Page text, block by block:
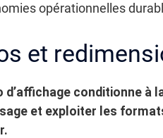
opérationnelles
et
d’affichage conditionne
et exploiter les